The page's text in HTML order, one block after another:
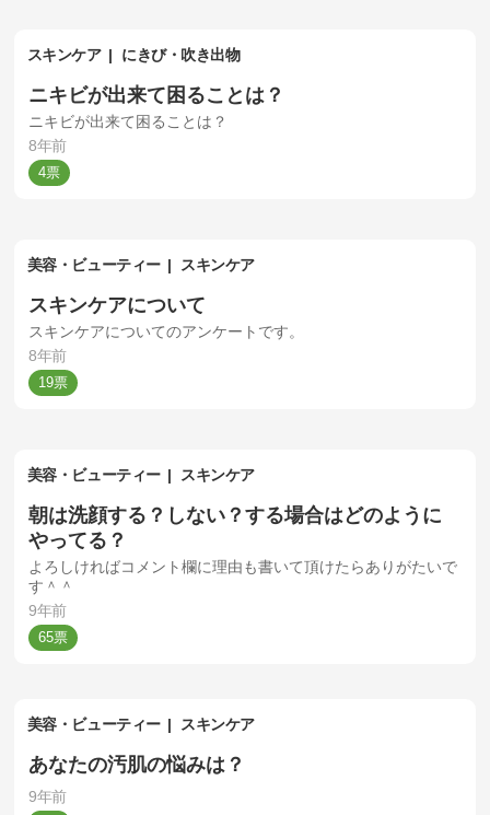
スキンケア にきび・吹き出物
ニキビが出来て困ることは？
ニキビが出来て困ることは？
8年前
4
美容・ビューティー スキンケア
スキンケアについて
スキンケアについてのアンケートです。
8年前
19
美容・ビューティー スキンケア
朝は洗顔する？しない？する場合はどのように
やってる？
よろしければコメント欄に理由も書いて頂けたらありがたいで
す＾＾
9年前
65
美容・ビューティー スキンケア
あなたの汚肌の悩みは？
9年前